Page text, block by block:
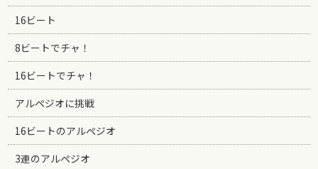
16ビート
8ビートでチャ！
16ビートでチャ！
アルペジオに挑戦
16ビートのアルペジオ
3連のアルペジオ